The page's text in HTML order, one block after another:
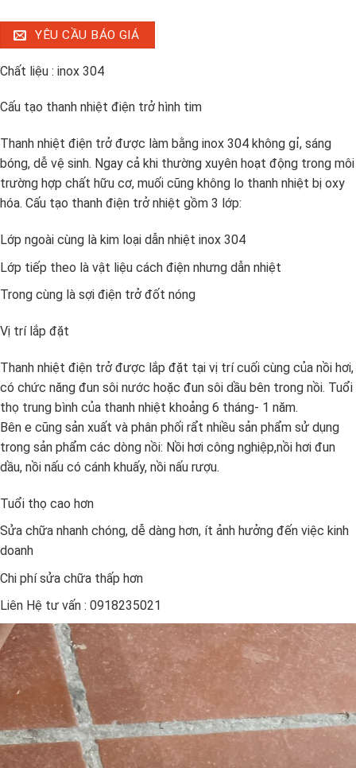
YÊU CẦU BÁO GIÁ
Chất liệu : inox 304
Cấu tạo thanh nhiệt điện trở hình tim
Thanh nhiệt điện trở được làm bằng inox 304 không gỉ, sáng
bóng, dễ vệ sinh. Ngay cả khi thường xuyên hoạt động trong môi
trường hợp chất hữu cơ, muối cũng không lo thanh nhiệt bị oxy
hóa. Cấu tạo thanh điện trở nhiệt gồm 3 lớp:
Lớp ngoài cùng là kim loại dẫn nhiệt inox 304
Lớp tiếp theo là vật liệu cách điện nhưng dẫn nhiệt
Trong cùng là sợi điện trở đốt nóng
Vị trí lắp đặt
Thanh nhiệt điện trở được lắp đặt tại vị trí cuối cùng của nồi hơi,
có chức năng đun sôi nước hoặc đun sôi dầu bên trong nồi. Tuổi
thọ trung bình của thanh nhiệt khoảng 6 tháng- 1 năm.
Bên e cũng sản xuất và phân phối rẩt nhiều sản phẩm sử dụng
trong sản phẩm các dòng nồi: Nồi hơi công nghiệp,nồi hơi đun
dầu, nồi nấu có cánh khuấy, nồi nấu rượu.
Tuổi thọ cao hơn
Sửa chữa nhanh chóng, dễ dàng hơn, ít ảnh hưởng đến việc kinh
doanh
Chi phí sửa chữa thấp hơn
Liên Hệ tư vấn : 0918235021